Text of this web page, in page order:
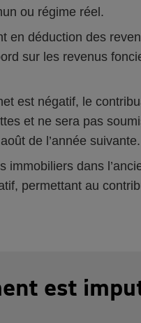
ou régime réel.
en déduction des
sur les revenus
est négatif, le
et ne sera pas
de l’année suivante.
immobiliers dans
permettant au
est